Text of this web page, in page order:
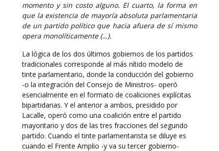
momento y sin costo alguno. El cuarto, la forma en
que la existencia de mayoría absoluta parlamentaria
de un partido político que hacia afuera de sí mismo
opera monolíticamente (…).
La lógica de los dos últimos gobiernos de los partidos
tradicionales corresponde al más nítido modelo de
tinte parlamentario, donde la conducción del gobierno
-o la integración del Consejo de Ministros- operó
esencialmente en el formato de coaliciones explícitas
bipartidarias. Y el anterior a ambos, presidido por
Lacalle, operó como una coalición entre el partido
mayoritario y dos de las tres fracciones del segundo
partido. Cuando el tinte parlamentarista se diluye es
cuando el Frente Amplio -y va su tercer gobierno-